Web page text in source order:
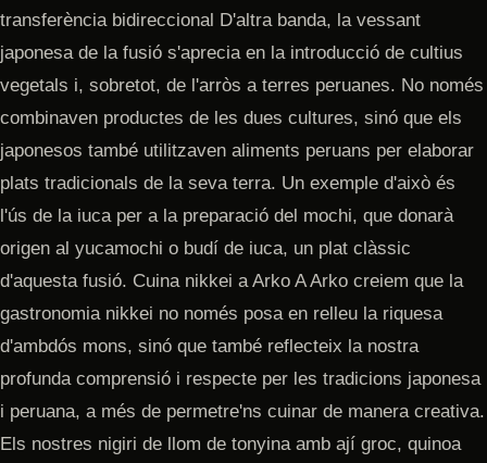
transferència bidireccional D'altra banda, la vessant
japonesa de la fusió s'aprecia en la introducció de cultius
vegetals i, sobretot, de l'arròs a terres peruanes. No només
combinaven productes de les dues cultures, sinó que els
japonesos també utilitzaven aliments peruans per elaborar
plats tradicionals de la seva terra. Un exemple d'això és
l'ús de la iuca per a la preparació del mochi, que donarà
origen al yucamochi o budí de iuca, un plat clàssic
d'aquesta fusió. Cuina nikkei a Arko A Arko creiem que la
gastronomia nikkei no només posa en relleu la riquesa
d'ambdós mons, sinó que també reflecteix la nostra
profunda comprensió i respecte per les tradicions japonesa
i peruana, a més de permetre'ns cuinar de manera creativa.
Els nostres nigiri de llom de tonyina amb ají groc, quinoa